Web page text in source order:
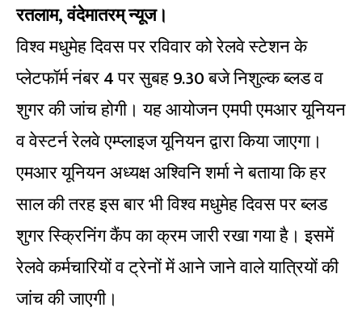
रतलाम, वंदेमातरम् न्यूज।
विश्व मधुमेह दिवस पर रविवार को रेलवे स्टेशन के
प्लेटफॉर्म नंबर 4 पर सुबह 9.30 बजे निशुल्क ब्लड व
शुगर की जांच होगी। यह आयोजन एमपी एमआर यूनियन
व वेस्टर्न रेलवे एम्प्लाइज यूनियन द्वारा किया जाएगा।
एमआर यूनियन अध्यक्ष अश्विनि शर्मा ने बताया कि हर
साल की तरह इस बार भी विश्व मधुमेह दिवस पर ब्लड
शुगर स्क्रिनिंग कैंप का क्रम जारी रखा गया है। इसमें
रेलवे कर्मचारियों व ट्रेनों में आने जाने वाले यात्रियों की
जांच की जाएगी।